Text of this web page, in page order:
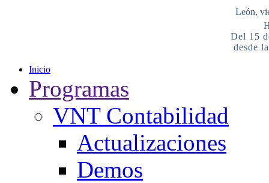
León,
Del 15
desde
Inicio
Programas
VNT Contabilidad
Actualizaciones
Demos